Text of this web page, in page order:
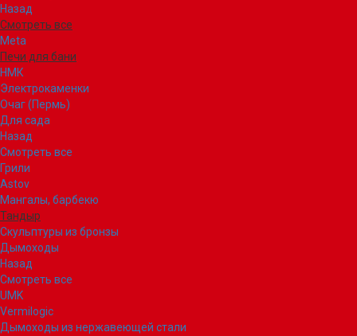
Назад
Смотреть все
Meta
Печи для бани
НМК
Электрокаменки
Очаг (Пермь)
Для сада
Назад
Смотреть все
Грили
Astov
Мангалы, барбекю
Тандыр
Скульптуры из бронзы
Дымоходы
Назад
Смотреть все
UMK
Vermilogic
Дымоходы из нержавеющей стали